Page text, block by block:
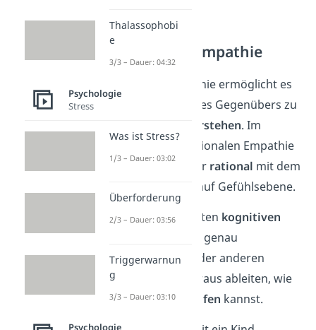
Die kognitive Empathie
Die kognitive Empathie ermöglicht es
dir, die Gefühle deines Gegenübers zu
verstehen. Im
Gegensatz zur emotionalen Empathie
passiert das aber nur rational mit dem
Verstand und nicht auf Gefühlsebene.
Mit einer ausgeprägten kognitiven
Empathie
kannst du genau
einschätzen, wie es der anderen
Person geht und daraus ableiten, wie
du ihr am besten
helfen kannst.
Thalassophobi
e
3/3 – Dauer: 04:32
Psychologie
Stress
Was ist Stress?
1/3 – Dauer: 03:02
Überforderung
2/3 – Dauer: 03:56
Triggerwarnun
g
3/3 – Dauer: 03:10
Psychologie